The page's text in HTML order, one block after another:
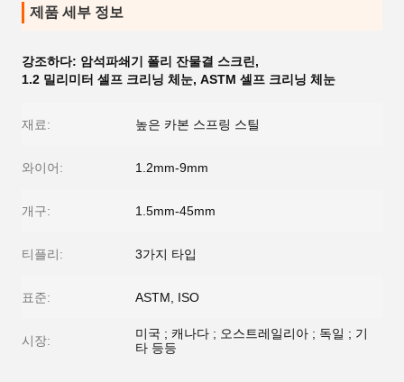
제품 세부 정보
강조하다: 암석파쇄기 폴리 잔물결 스크린 ,
1.2 밀리미터 셀프 크리닝 체눈, ASTM 셀프 크리닝 체눈
재료: 높은 카본 스프링 스틸
와이어: 1.2mm-9mm
개구: 1.5mm-45mm
티플리: 3가지 타입
표준: ASTM, ISO
시장:
미국 ; 캐나다 ; 오스트레일리아 ; 독일 ; 기
타 등등